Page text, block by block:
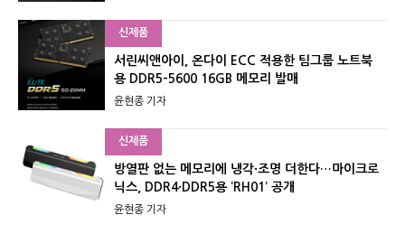
신제품
서린씨앤아이, 온다이 ECC 적용한 팀그룹 노트북
용 DDR5-5600 16GB 메모리 발매
윤현종 기자
신제품
방열판 없는 메모리에 냉각·조명 더한다…마이크로
닉스, DDR4·DDR5용 ‘RH01’ 공개
윤현종 기자